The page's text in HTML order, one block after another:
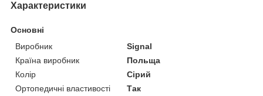
Характеристики
Основні
Виробник
Signal
Країна виробник
Польща
Колір
Сірий
Ортопедичні властивості
Так